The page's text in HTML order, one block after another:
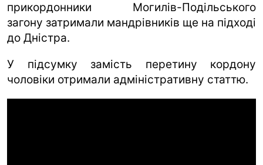
прикордонники Могилів-Подільського
загону затримали мандрівників ще на підході
до Дністра.
У підсумку замість перетину кордону
чоловіки отримали адміністративну статтю.